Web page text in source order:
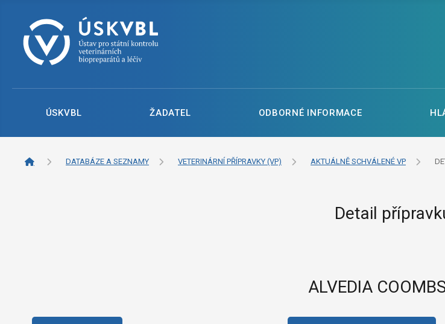
ÚSKVBL ŽADATEL ODBORNÉ INFORMACE
DATABÁZE A SEZNAMY VETERINÁRNÍ PŘÍPRAVKY (VP) AKTUÁLNĚ SCHVÁLENÉ VP
Detail
ALVEDIA